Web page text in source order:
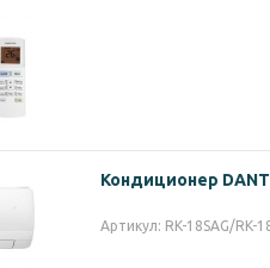
Кондиционер
Артикул: RK-18SAG/RK-